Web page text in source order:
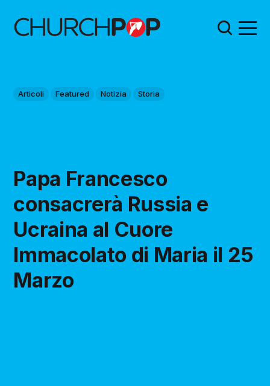
Articoli Featured Notizia Storia
Papa Francesco
consacrerà Russia e
Ucraina al Cuore
Immacolato di Maria il 25
Marzo